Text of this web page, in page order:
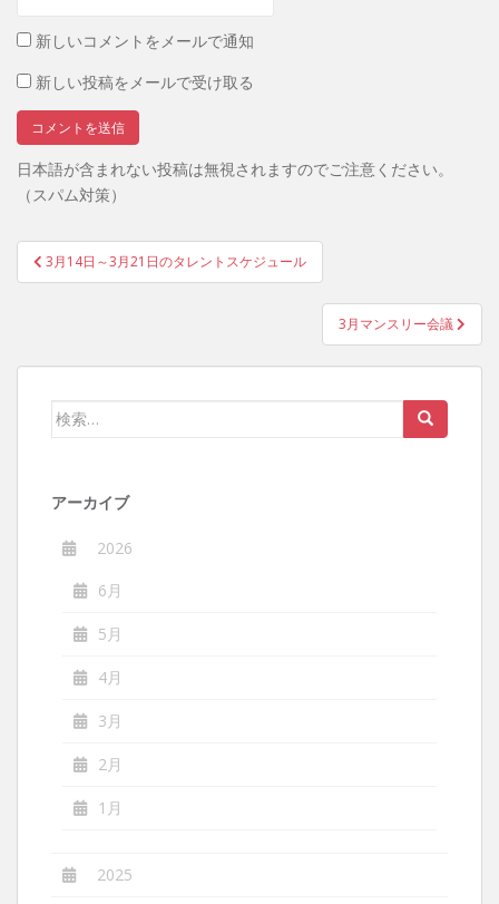
新しいコメントをメールで通知
新しい投稿をメールで受け取る
日本語が含まれない投稿は無視されますのでご注意ください。
（スパム対策）
投
稿
ゲ
3月14日～3月21日のタレントスケジュール
3月マンスリー会議
検
アーカイブ
2026
6月
5月
4月
3月
2月
1月
2025